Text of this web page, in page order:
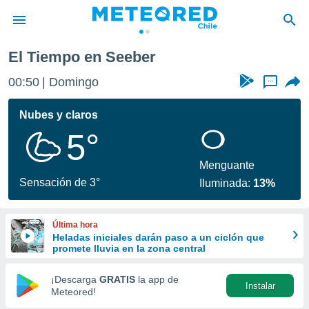
de
por
se
calidad.
a este
las
y
forma
digital
basada
El Tiempo en Seeber
00:50 Domingo ...
Nubes y claros
5°
Sensación de 3°
Menguante
Iluminada: 13%
Última hora
Heladas iniciales darán paso a un ciclón que
promete lluvia en la zona central
¡Descarga GRATIS la app de
Meteored!
Instalar